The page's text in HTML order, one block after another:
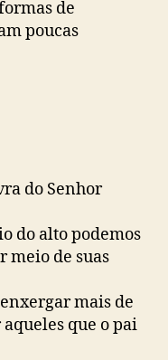
de
poucas
do Senhor
do alto podemos
meio de suas
mais de
que o pai